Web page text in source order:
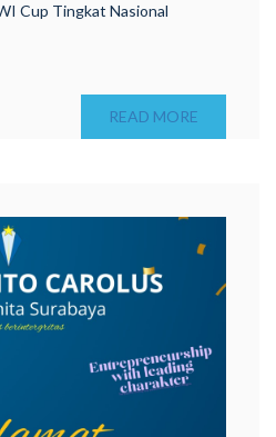
Cup Tingkat Nasional
READ MORE